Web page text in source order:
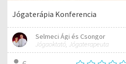
Jógaterápia Konferencia
Selmeci Ági és Csongor
Jógaoktató, Jógaterapeuta